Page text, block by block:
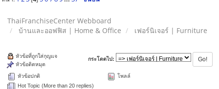
ThaiFranchiseCenter Webboard
บ้านและออฟฟิส | Home & Office
เฟอร์นิเจอร์ | Furniture
กระโดดไป:
หัวข้อปกติ
Hot Topic (More than 20 replies)
หัวข้อที่ถูกใส่กุญแจ
หัวข้อติดหมุด
โพลล์